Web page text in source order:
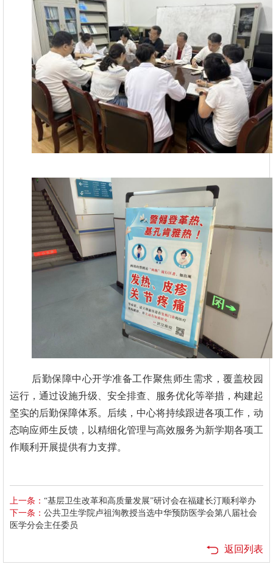
后勤保障中心开学准备工作聚焦师生需求，覆盖校园
运行，通过设施升级、安全排查、服务优化等举措，构建起
坚实的后勤保障体系。后续，中心将持续跟进各项工作，动
态响应师生反馈，以精细化管理与高效服务为新学期各项工
作顺利开展提供有力支撑。
上一条： “基层卫生改革和高质量发展”研讨会在福建长汀顺利举办
下一条： 公共卫生学院卢祖洵教授当选中华预防医学会第八届社会
医学分会主任委员
返回列表